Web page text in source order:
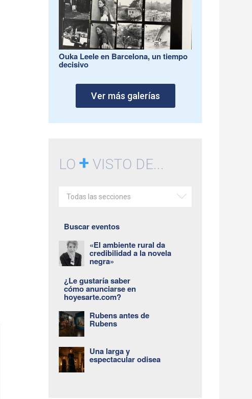
Ouka Leele en Barcelona, un tiempo
decisivo
Ver más galerías
LO+ VISTO DE...
Todas las secciones
Buscar eventos
«El ambiente rural da
credibilidad a la novela
negra»
¿Le gustaría saber
cómo anunciarse en
hoyesarte.com?
Rubens antes de
Rubens
Una larga y
espectacular odisea